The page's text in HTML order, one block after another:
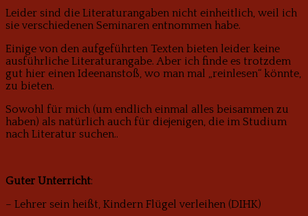
Leider sind die Literaturangaben nicht einheitlich, weil ich
sie verschiedenen Seminaren entnommen habe.
Einige von den aufgeführten Texten bieten leider keine
ausführliche Literaturangabe.Aber ich finde es trotzdem
gut hier einen Ideenanstoß, wo man mal „reinlesen“ könnte,
zu bieten.
Sowohl für mich (um endlich einmal alles beisammen zu
haben) als natürlich auch für diejenigen, die im Studium
nach Literatur suchen..
Guter Unterricht:
– Lehrer sein heißt, Kindern Flügel verleihen (DIHK)